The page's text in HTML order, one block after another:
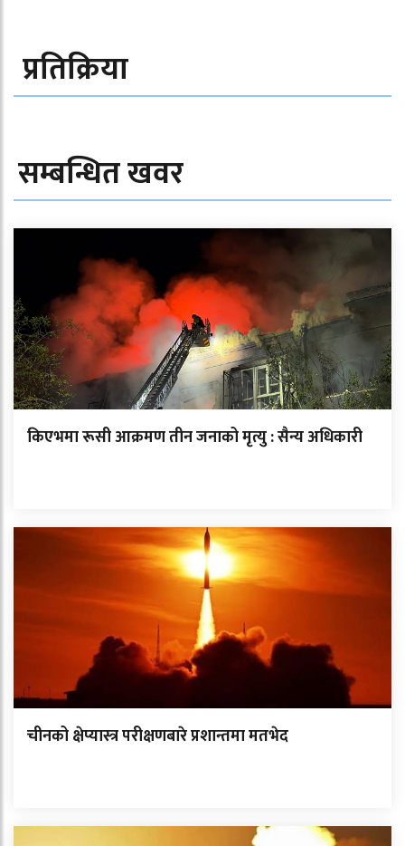
प्रतिक्रिया
सम्बन्धित खवर
किएभमा रूसी आक्रमण तीन जनाको मृत्यु : सैन्य अधिकारी
चीनको क्षेप्यास्त्र परीक्षणबारे प्रशान्तमा मतभेद